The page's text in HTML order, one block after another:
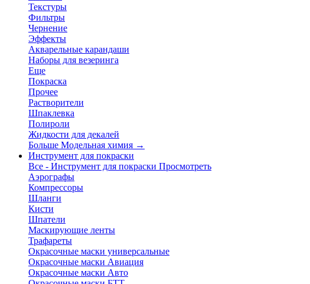
Текстуры
Фильтры
Чернение
Эффекты
Акварельные карандаши
Наборы для везеринга
Еще
Покраска
Прочее
Растворители
Шпаклевка
Полироли
Жидкости для декалей
Больше Модельная химия →
Инструмент для покраски
Все - Инструмент для покраски Просмотреть
Аэрографы
Компрессоры
Шланги
Кисти
Шпатели
Маскирующие ленты
Трафареты
Окрасочные маски универсальные
Окрасочные маски Авиация
Окрасочные маски Авто